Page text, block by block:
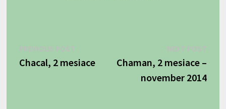
v
post:
Chacal, 2 mesiace
Chaman, 2 mesiace –
november 2014